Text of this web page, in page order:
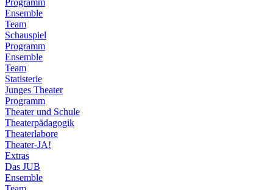
Ensemble
Team
Schauspiel
Programm
Ensemble
Team
Statisterie
Junges Theater
Programm
Theater und Schule
Theaterpädagogik
Theaterlabore
Theater-JA!
Extras
Das JUB
Ensemble